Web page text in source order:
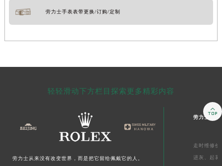
劳力士手表表带更换/订购/定制
轻轻滑动下方栏目探索更多精彩内容
劳力士从来没有改变世界，而是把它留给佩戴它的人。
劳力士售后
走时维修价
进灰、 起雾
